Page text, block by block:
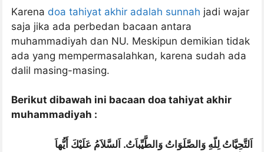
Karena doa tahiyat akhir adalah sunnah jadi wajar
saja jika ada perbedan bacaan antara
muhammadiyah dan NU. Meskipun demikian tidak
ada yang mempermasalahkan, karena sudah ada
dalil masing-masing.
Berikut dibawah ini bacaan doa tahiyat akhir
muhammadiyah :
اَلتَّحِيَّاتُ لِلّهِ وَالصَّلَوَاتُ وَالطَّيِّباَتُ. اَلسَّلاَمُ عَلَيْكَ أَيُّهاَ